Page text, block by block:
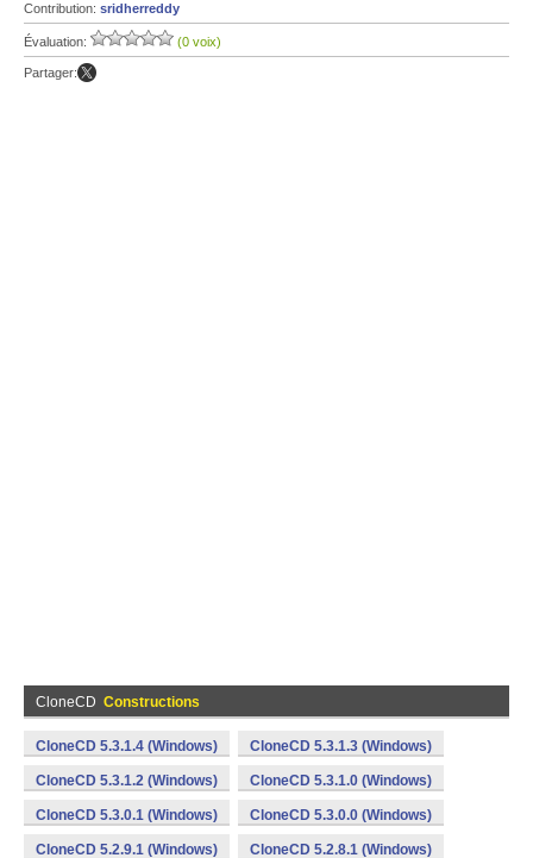
Contribution: sridherreddy
Évaluation: (0 voix)
Partager:
CloneCD Constructions
CloneCD 5.3.1.4 (Windows) CloneCD 5.3.1.3 (Windows)
CloneCD 5.3.1.2 (Windows) CloneCD 5.3.1.0 (Windows)
CloneCD 5.3.0.1 (Windows) CloneCD 5.3.0.0 (Windows)
CloneCD 5.2.9.1 (Windows) CloneCD 5.2.8.1 (Windows)